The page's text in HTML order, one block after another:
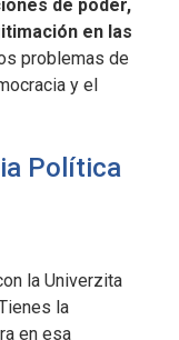
de poder,
en las
problemas de
y el
Política
la Univerzita
la
en esa